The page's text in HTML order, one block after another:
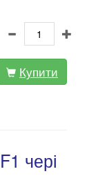
Купити
чері